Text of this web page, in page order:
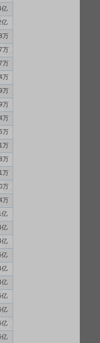
亿
亿
万
万
万
万
万
万
万
万
万
万
万
万
万
亿
亿
亿
亿
亿
亿
亿
亿
亿
亿